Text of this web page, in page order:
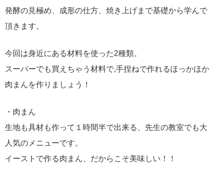
発酵の見極め、成形の仕方、焼き上げまで基礎から学んで
頂きます。
今回は身近にある材料を使った2種類。
スーパーでも買えちゃう材料で,手捏ねで作れるほっかほか
肉まんを作りましょう！
・肉まん
生地も具材も作って１時間半で出来る、先生の教室でも大
人気のメニューです。
イーストで作る肉まん、だからこそ美味しい！！